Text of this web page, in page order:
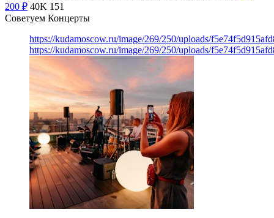
200 ₽ 40K 151
Советуем Концерты
https://kudamoscow.ru/image/269/250/uploads/
https://kudamoscow.ru/image/269/250/uploads/